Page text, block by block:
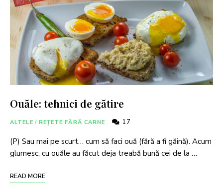
Ouăle: tehnici de gătire
ALTELE / REȚETE FĂRĂ CARNE 17
(P) Sau mai pe scurt… cum să faci ouă (fără a fi găină). Acum
glumesc, cu ouăle au făcut deja treabă bună cei de la …
READ MORE